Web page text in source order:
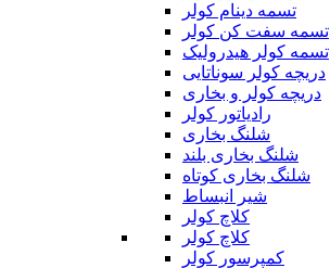
تسمه دینام کولر
تسمه سفت کن کولر
تسمه کولر هیدرولیک
دریچه کولر سوناتایی
دریچه کولر و بخاری
رادیاتور کولر
شلنگ بخاری
شلنگ بخاری بلند
شلنگ بخاری کوتاه
شیر انبساط
کلاچ کولر
کلاچ کولر
کمپرسور کولر